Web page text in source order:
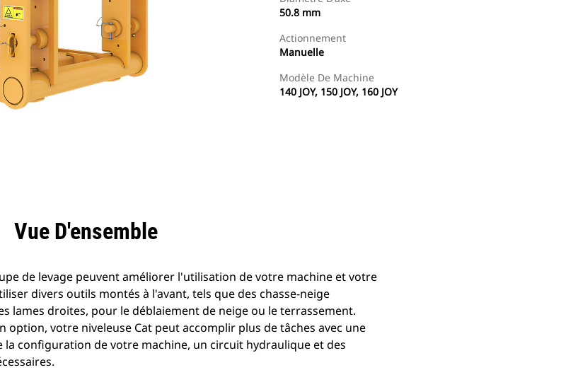
50.8 mm
Actionnement
Manuelle
Modèle De Machine
140 JOY, 150 JOY, 160 JOY
Vue D'ensemble
de levage peuvent améliorer l'utilisation de votre machine et votre
divers outils montés à l'avant, tels que des chasse-neige
lames droites, pour le déblaiement de neige ou le terrassement.
option, votre niveleuse Cat peut accomplir plus de tâches avec une
la configuration de votre machine, un circuit hydraulique et des